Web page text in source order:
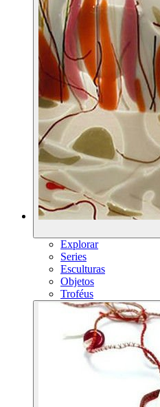
Explorar
Series
Esculturas
Objetos
Troféus